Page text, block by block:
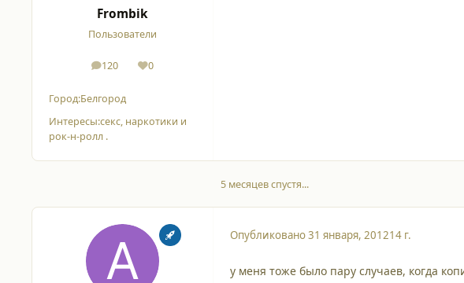
Frombik
Пользователи
120
сообщения
0
Репутация
Город:Белгород
Интересы:секс, наркотики и
рок-н-ролл .
5 месяцев спустя...
Опубликовано31 января, 201214 г.
у меня тоже было пару случаев, когда